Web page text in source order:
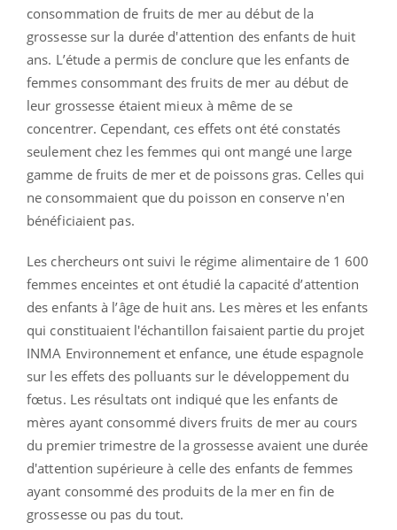
consommation de fruits de mer au début de la
grossesse sur la durée d'attention des enfants de huit
ans. L’étude a permis de conclure que les enfants de
femmes consommant des fruits de mer au début de
leur grossesse étaient mieux à même de se
concentrer. Cependant, ces effets ont été constatés
seulement chez les femmes qui ont mangé une large
gamme de fruits de mer et de poissons gras. Celles qui
ne consommaient que du poisson en conserve n'en
bénéficiaient pas.
Les chercheurs ont suivi le régime alimentaire de 1 600
femmes enceintes et ont étudié la capacité d’attention
des enfants à l’âge de huit ans. Les mères et les enfants
qui constituaient l'échantillon faisaient partie du projet
INMA Environnement et enfance, une étude espagnole
sur les effets des polluants sur le développement du
fœtus. Les résultats ont indiqué que les enfants de
mères ayant consommé divers fruits de mer au cours
du premier trimestre de la grossesse avaient une durée
d'attention supérieure à celle des enfants de femmes
ayant consommé des produits de la mer en fin de
grossesse ou pas du tout.